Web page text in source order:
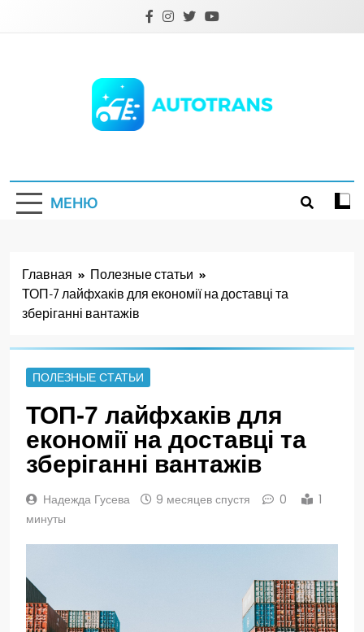
МЕНЮ
Главная
Полезные статьи
ТОП-7 лайфхаків для економії на доставці та
зберіганні вантажів
ПОЛЕЗНЫЕ СТАТЬИ
ТОП-7 лайфхаків для
економії на доставці та
зберіганні вантажів
Надежда Гусева 9 месяцев спустя 0
1
минуты